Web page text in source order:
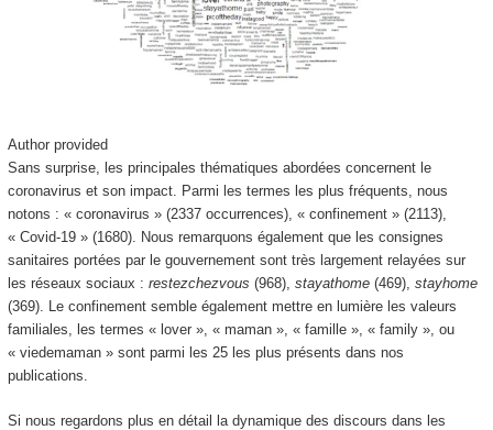
Author provided
Sans surprise, les principales thématiques abordées concernent le
coronavirus et son impact. Parmi les termes les plus fréquents, nous
notons : « coronavirus » (2337 occurrences), « confinement » (2113),
« Covid-19 » (1680). Nous remarquons également que les consignes
sanitaires portées par le gouvernement sont très largement relayées sur
les réseaux sociaux : restezchezvous (968), stayathome(469), stayhome
(369). Le confinement semble également mettre en lumière les valeurs
familiales, les termes « lover », « maman », « famille », « family », ou
« viedemaman » sont parmi les 25 les plus présents dans nos
publications.
Si nous regardons plus en détail la dynamique des discours dans les